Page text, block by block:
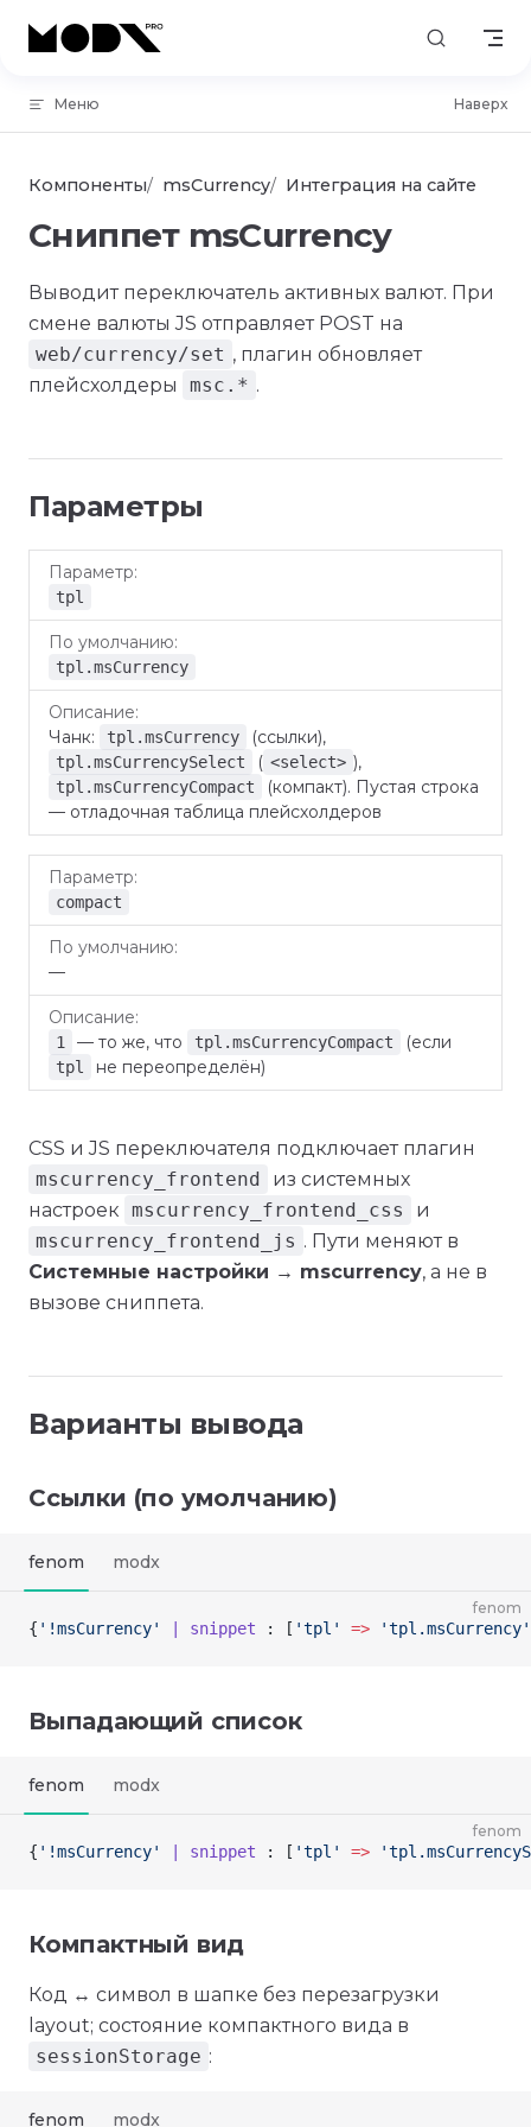
Skip to content
Меню Наверх
Компоненты msCurrency Интеграция на сайте
Сниппет msCurrency
Выводит переключатель активных валют. При
смене валюты JS отправляет POST на
web/currency/set , плагин обновляет
плейсхолдеры
msc.* .
Параметры
Параметр
tpl
tpl.msCurrency
Чанк: tpl.msCurrency (ссылки),
tpl.msCurrencySelect ( <select> ),
tpl.msCurrencyCompact
(компакт). Пустая строка
— отладочная таблица плейсхолдеров
compact
—
1 — то же, что tpl.msCurrencyCompact (если
tpl не переопределён)
CSS и JS переключателя подключает плагин
mscurrency_frontend
из системных
настроек mscurrency_frontend_css
и
mscurrency_frontend_js . Пути меняют в
Системные настройки → mscurrency, а не в
вызове сниппета.
Варианты вывода
Ссылки (по умолчанию)
fenom modx
fenom
{ '!msCurrency' | snippet : [ 'tpl' => 'tpl.msCurrency'
Выпадающий список
fenom modx
fenom
{ '!msCurrency' | snippet : [ 'tpl' =>
Компактный вид
Код ↔ символ в шапке без перезагрузки
layout; состояние компактного вида в
sessionStorage :
fenom modx